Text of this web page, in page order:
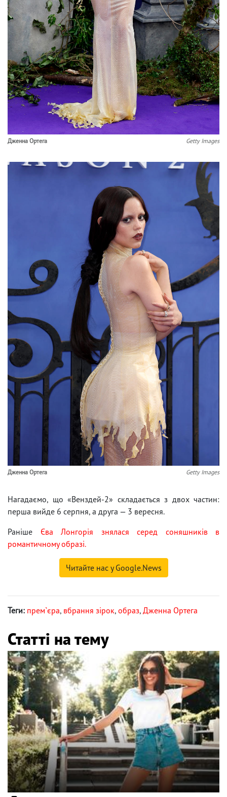
Дженна Ортега Getty Images
Дженна Ортега Getty Images
Нагадаємо, що «Венздей-2» складається з двох частин:
перша вийде 6 серпня, а друга — 3 вересня.
Раніше Єва Лонгорія знялася серед соняшників в
романтичному образі.
Читайте нас у Google.News
Теги: прем`єра, вбрання зірок, образ, Дженна Ортега
Статті на тему